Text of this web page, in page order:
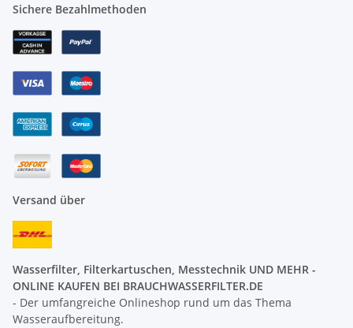
Sichere Bezahlmethoden
Versand über
Wasserfilter, Filterkartuschen, Messtechnik UND MEHR -
ONLINE KAUFEN BEI BRAUCHWASSERFILTER.DE
- Der umfangreiche Onlineshop rund um das Thema
Wasseraufbereitung.